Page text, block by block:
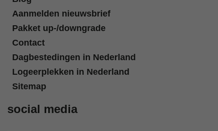
Aanmelden nieuwsbrief
Pakket up-/downgrade
Contact
Dagbestedingen in Nederland
Logeerplekken in Nederland
Sitemap
social media